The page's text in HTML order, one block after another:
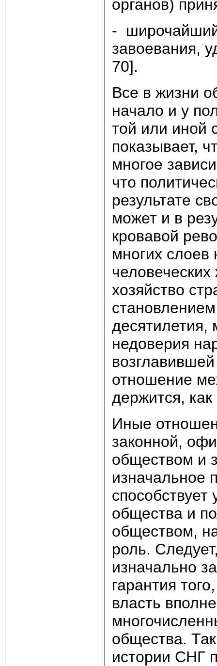
органов)
- широчайший
завоевания,
70].
Все в жизни
начало и у
той или иной
показывает,
многое
что
результате
может и в
кровавой
многих
хозяйство
десятилетия,
недоверия
отношение
держится,
Иные
законной,
обществом и
изначальное
общества и
обществом,
роль.
изначально
гарантия
власть
общества.
истории СНГ